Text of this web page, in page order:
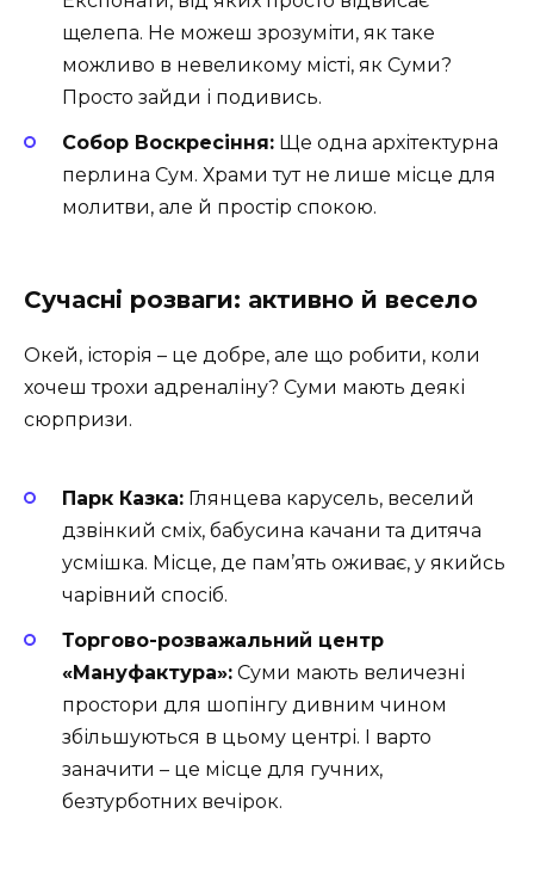
щелепа. Не можеш зрозуміти, як таке
можливо в невеликому місті, як Суми?
Просто зайди і подивись.
Собор Воскресіння: Ще одна архітектурна
перлина Сум. Храми тут не лише місце для
молитви, але й простір спокою.
Сучасні розваги: активно й весело
Окей, історія – це добре, але що робити, коли
хочеш трохи адреналіну? Суми мають деякі
сюрпризи.
Парк Казка: Глянцева карусель, веселий
дзвінкий сміх, бабусина качани та дитяча
усмішка. Місце, де пам’ять оживає, у якийсь
чарівний спосіб.
Торгово-розважальний центр
«Мануфактура»: Суми мають величезні
простори для шопінгу дивним чином
збільшуються в цьому центрі. І варто
заначити – це місце для гучних,
безтурботних вечірок.